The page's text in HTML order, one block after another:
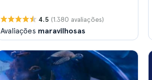
4.5 (1.380 avaliações)
Avaliações maravilhosas